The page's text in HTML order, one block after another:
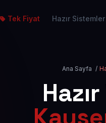
Tek Fiyat Hazır Sistemler
Ana Sayfa /